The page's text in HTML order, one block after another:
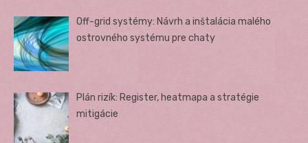
Off-grid systémy: Návrh a inštalácia malého
ostrovného systému pre chaty
Plán rizík: Register, heatmapa a stratégie
mitigácie